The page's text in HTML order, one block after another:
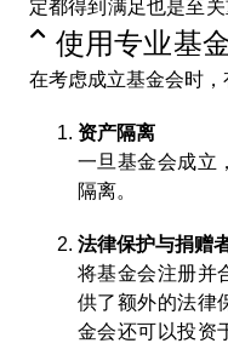
定都得到满足也是至关
使用专业基
在考虑成立基金会时，
资产隔离
一旦基金会成立
隔离。
法律保护与捐赠
将基金会注册并
供了额外的法律
金会还可以投资